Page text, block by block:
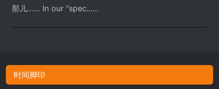
那儿…… In our "spec......
时间脚印